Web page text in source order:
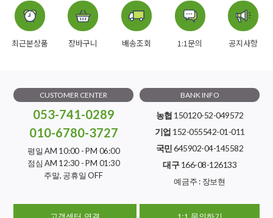
최근본상품 장바구니 배송조회 1:1문의 공지사항
CUSTOMER CENTER
053-741-0289
010-6780-3727
평일 AM 10:00 - PM 06:00
점심 AM 12:30 - PM 01:30
주말, 공휴일 OFF
BANK INFO
농협 150120-52-049572
기업 152-055542-01-011
국민645902-04-145582
대구166-08-126133
예금주 : 장보현
고객센터 연결 1:1 문의하기